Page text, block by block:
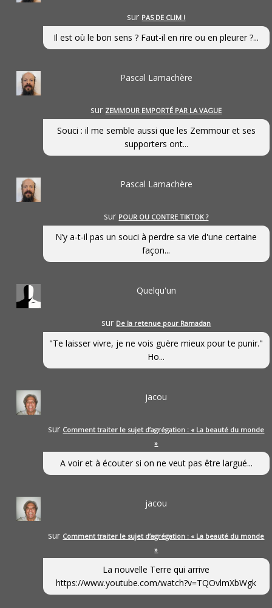
sur PAS DE CLIM !
Il est où le bon sens ? Faut-il en rire ou en pleurer ?...
Pascal Lamachère
sur ZEMMOUR EMPORTÉ PAR LA VAGUE
Souci : il me semble aussi que les Zemmour et ses
supporters ont...
Pascal Lamachère
sur POUR OU CONTRE TIKTOK ?
N’y a-t-il pas un souci à perdre sa vie d'une certaine
façon...
Quelqu'un
sur De la retenue pour Ramadan
"Te laisser vivre, je ne vois guère mieux pour te punir."
Ho...
jacou
sur Comment traiter le sujet d’agrégation : « La beauté du monde
»
A voir et à écouter si on ne veut pas être largué...
jacou
sur Comment traiter le sujet d’agrégation : « La beauté du monde
»
La nouvelle Terre qui arrive
https://www.youtube.com/watch?v=TQOvlmXbWgk